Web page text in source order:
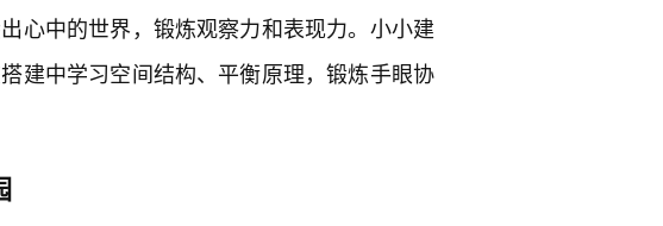
心中的世界，锻炼观察力和表现力。小小建
建中学习空间结构、平衡原理，锻炼手眼协